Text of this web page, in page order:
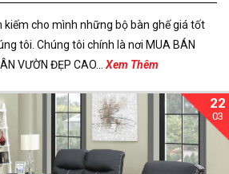
kiếm cho mình những bộ bàn ghế giá tốt
tôi. Chúng tôi chính là nơi MUA BÁN
VƯỜN ĐẸP CAO... Xem Thêm
22
03